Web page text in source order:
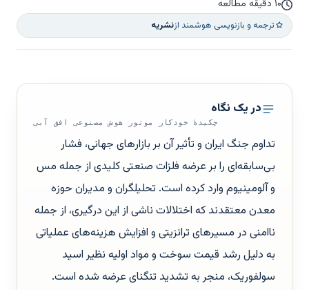
۱۰ دقیقه مطالعه
ترجمه و بازنویسی هوشمند ازنشریه
در یک نگاه
چکیدهٔ خودکار موتور هوش مصنوعی افق آبی
تداوم جنگ ایران و تأثیر آن بر بازارهای جهانی، فشار
بی‌سابقه‌ای را بر عرضه فلزات صنعتی کلیدی از جمله مس
و آلومینیوم وارد کرده است. تحلیلگران و مدیران حوزه
معدن معتقدند که اختلالات ناشی از این درگیری، از جمله
ناامنی در مسیرهای ترانزیتی و افزایش هزینه‌های عملیاتی
به دلیل رشد قیمت سوخت و مواد اولیه نظیر اسید
سولفوریک، منجر به تشدید تنگنای عرضه شده است.